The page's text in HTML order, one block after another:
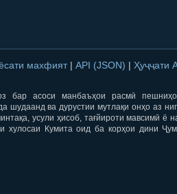
махфият | API (JSON) | Ҳуҷҷати
бар асоси манбаъҳои расмӣ
шудаанд ва дурустии мутлақи онҳо аз
усули ҳисоб, тағйироти мавсимӣ ё
Кумита оид ба корҳои дини